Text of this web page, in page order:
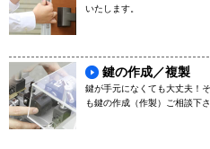
いたします。
鍵の作成／複製
鍵が手元になくても大丈夫！
も鍵の作成（作製）ご相談下さ